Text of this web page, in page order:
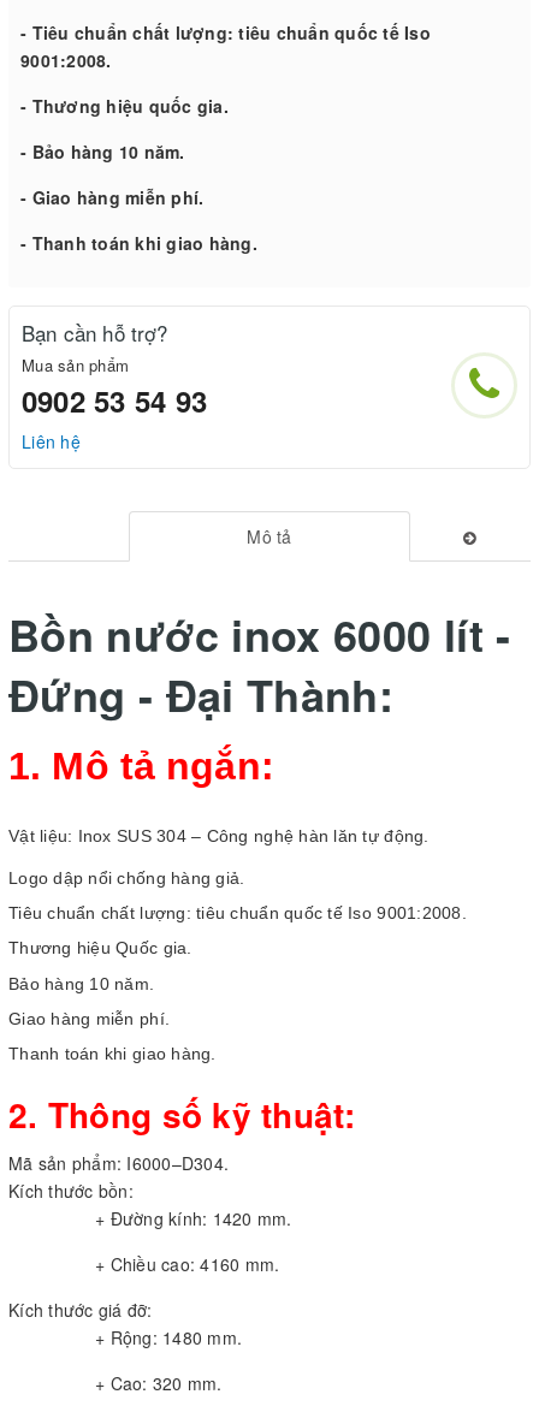
- Tiêu chuẩn chất lượng: tiêu chuẩn quốc tế Iso
9001:2008.
- Thương hiệu quốc gia.
- Bảo hàng 10 năm.
- Giao hàng miễn phí.
- Thanh toán khi giao hàng.
Bạn cần hỗ trợ?
Mua sản phẩm
0902 53 54 93
Liên hệ
Mô tả
Bồn nước inox 6000 lít -
Đứng - Đại Thành:
1. Mô tả ngắn:
Vật liệu: Inox SUS 304 – Công nghệ hàn lăn tự động.
Logo dập nổi chống hàng giả.
Tiêu chuẩn chất lượng: tiêu chuẩn quốc tế Iso 9001:2008.
Thương hiệu Quốc gia.
Bảo hàng 10 năm.
Giao hàng miễn phí.
Thanh toán khi giao hàng.
2. Thông số kỹ thuật:
Mã sản phẩm: I6000–D304.
Kích thước bồn:
+ Đường kính: 1420 mm.
+ Chiều cao: 4160 mm.
Kích thước giá đỡ:
+ Rộng: 1480 mm.
+ Cao: 320 mm.